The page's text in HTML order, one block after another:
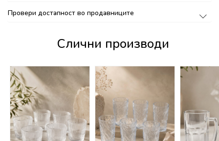
Провери достапност во продавниците
Слични производи